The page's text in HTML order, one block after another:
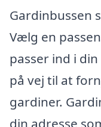
Gardinbussen
Vælg en
passer ind i
på vej til at
gardiner.
din adresse